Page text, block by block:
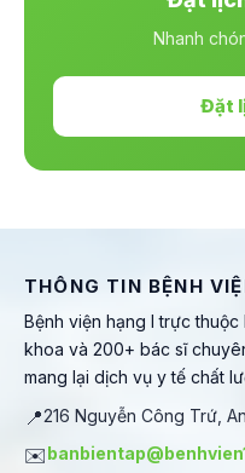
Nhanh
Đặt
THÔNG TIN BỆNH
Bệnh viện hạng I trực
khoa và 200+ bác sĩ
mang lại dịch vụ y tế chất
📍216 Nguyễn Công Trứ,
✉️